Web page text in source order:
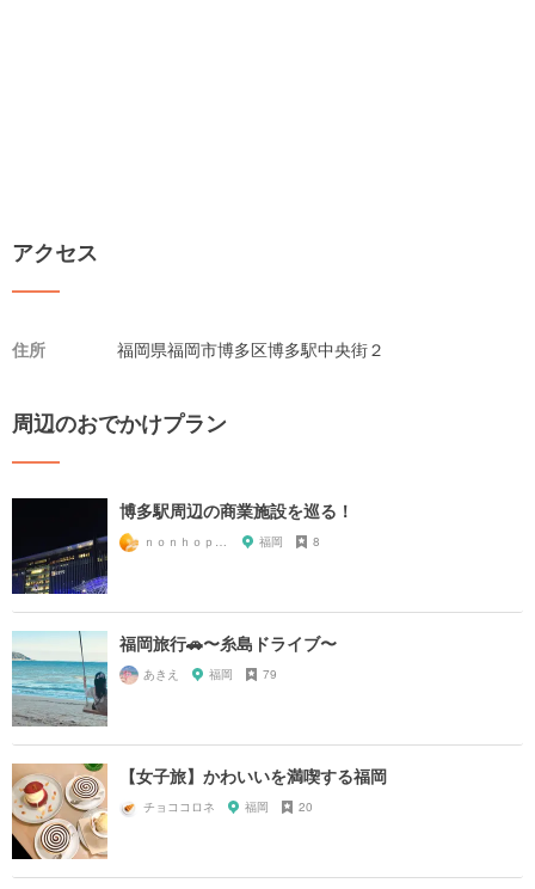
アクセス
住所 福岡県福岡市博多区博多駅中央街２
周辺のおでかけプラン
博多駅周辺の商業施設を巡る！
福岡 8
福岡旅行🚗〜糸島ドライブ〜
あきえ 福岡 79
【女子旅】かわいいを満喫する福岡
チョココロネ 福岡 20